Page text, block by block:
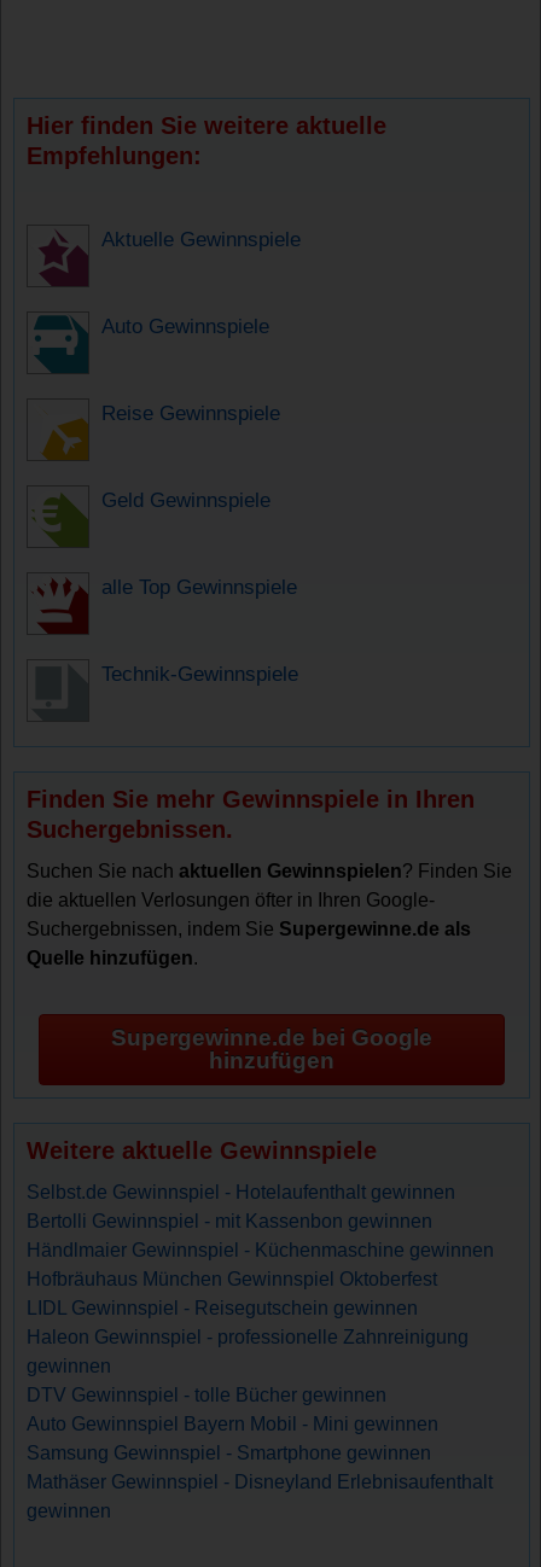
Hier finden Sie weitere aktuelle
Empfehlungen:
Aktuelle Gewinnspiele
Auto Gewinnspiele
Reise Gewinnspiele
Geld Gewinnspiele
alle Top Gewinnspiele
Technik-Gewinnspiele
Finden Sie mehr Gewinnspiele in Ihren
Suchergebnissen.
Suchen Sie nachaktuellen Gewinnspielen? Finden Sie
die aktuellen Verlosungen öfter in Ihren Google-
Suchergebnissen, indem Sie Supergewinne.de als
Quelle hinzufügen.
Supergewinne.de bei Google
hinzufügen
Weitere aktuelle Gewinnspiele
Selbst.de Gewinnspiel - Hotelaufenthalt gewinnen
Bertolli Gewinnspiel - mit Kassenbon gewinnen
Händlmaier Gewinnspiel - Küchenmaschine gewinnen
Hofbräuhaus München Gewinnspiel Oktoberfest
LIDL Gewinnspiel - Reisegutschein gewinnen
Haleon Gewinnspiel - professionelle Zahnreinigung
gewinnen
DTV Gewinnspiel - tolle Bücher gewinnen
Auto Gewinnspiel Bayern Mobil - Mini gewinnen
Samsung Gewinnspiel - Smartphone gewinnen
Mathäser Gewinnspiel - Disneyland Erlebnisaufenthalt
gewinnen